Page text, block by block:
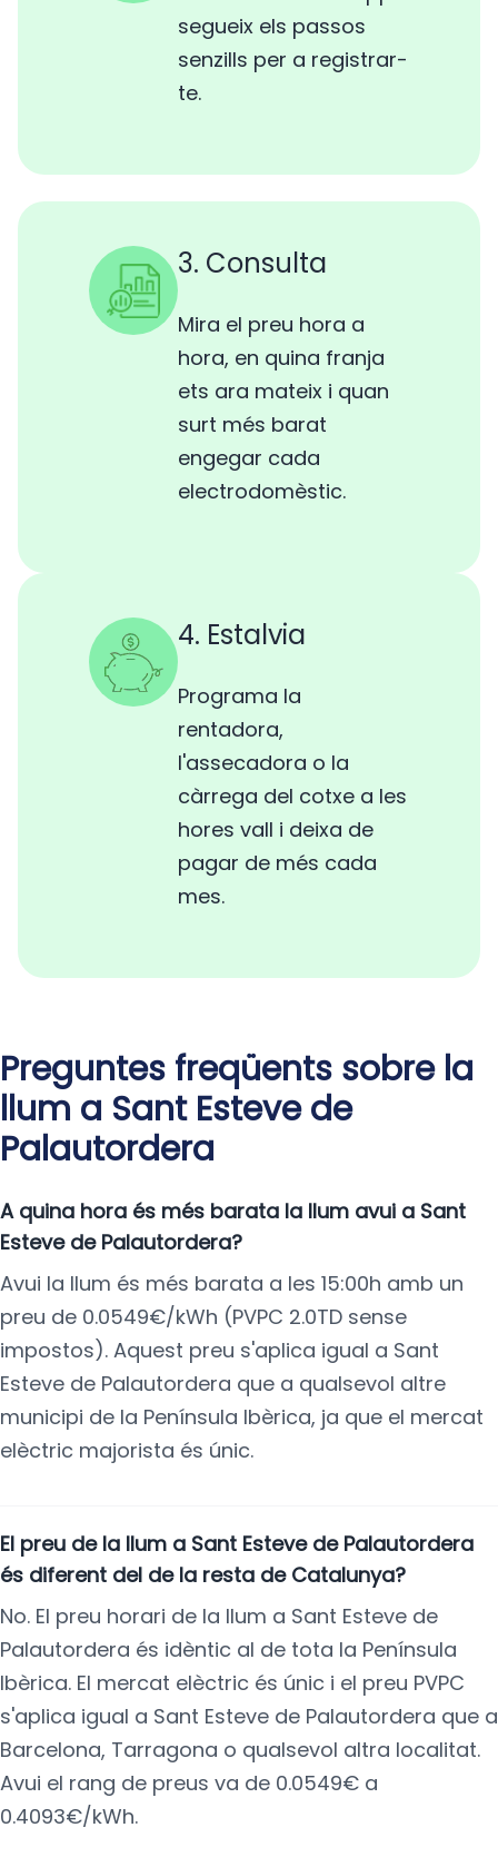
segueix els passos
senzills per a registrar-
te.
3. Consulta
Mira el preu hora a
hora, en quina franja
ets ara mateix i quan
surt més barat
engegar cada
electrodomèstic.
4. Estalvia
Programa la
rentadora,
l'assecadora o la
càrrega del cotxe a les
hores vall i deixa de
pagar de més cada
mes.
Preguntes freqüents sobre la
llum a Sant Esteve de
Palautordera
A quina hora és més barata la llum avui a Sant
Esteve de Palautordera?
Avui la llum és més barata a les 15:00h amb un
preu de 0.0549€/kWh (PVPC 2.0TD sense
impostos). Aquest preu s'aplica igual a Sant
Esteve de Palautordera que a qualsevol altre
municipi de la Península Ibèrica, ja que el mercat
elèctric majorista és únic.
El preu de la llum a Sant Esteve de Palautordera
és diferent del de la resta de Catalunya?
No. El preu horari de la llum a Sant Esteve de
Palautordera és idèntic al de tota la Península
Ibèrica. El mercat elèctric és únic i el preu PVPC
s'aplica igual a Sant Esteve de Palautordera que a
Barcelona, Tarragona o qualsevol altra localitat.
Avui el rang de preus va de 0.0549€ a
0.4093€/kWh.